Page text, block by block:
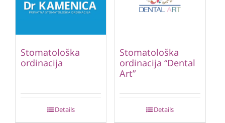
Stomatološka
ordinacija
Details
Stomatološka
ordinacija “Dental
Art”
Details